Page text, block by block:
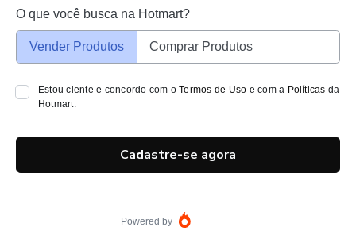
O que você busca na Hotmart?
Vender Produtos Comprar Produtos
Estou ciente e concordo com oTermos de Uso e com a Políticas da
Hotmart.
Cadastre-se agora
Powered by